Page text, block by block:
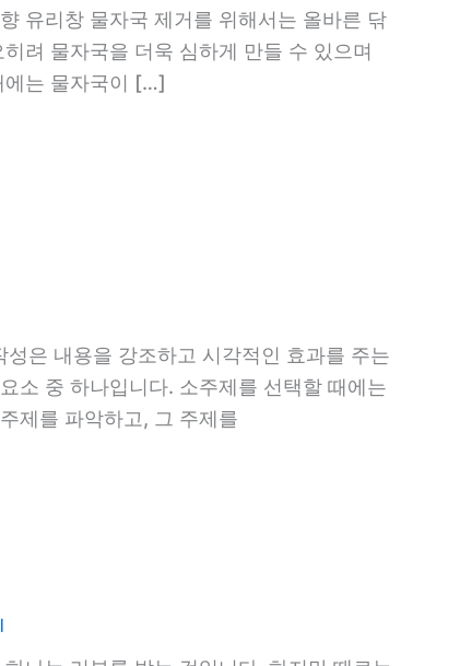
유리창 물자국 제거를 위해서는 올바른 닦
려 물자국을 더욱 심하게 만들 수 있으며
에는 물자국이 […]
은 내용을 강조하고 시각적인 효과를 주는
소 중 하나입니다. 소주제를 선택할 때에는
제를 파악하고, 그 주제를